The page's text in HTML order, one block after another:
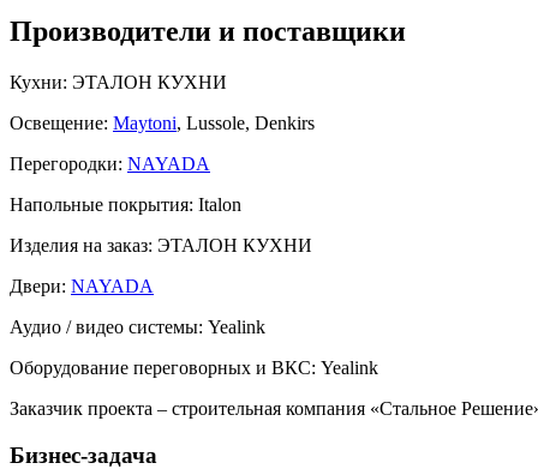
Производители и поставщики
Кухни: ЭТАЛОН КУХНИ
Освещение: Maytoni, Lussole, Denkirs
Перегородки: NAYADA
Напольные покрытия: Italon
Изделия на заказ: ЭТАЛОН КУХНИ
Двери: NAYADA
Аудио / видео системы: Yealink
Оборудование переговорных и ВКС: Yealink
Заказчик проекта – строительная компания «Стальное
Бизнес-задача